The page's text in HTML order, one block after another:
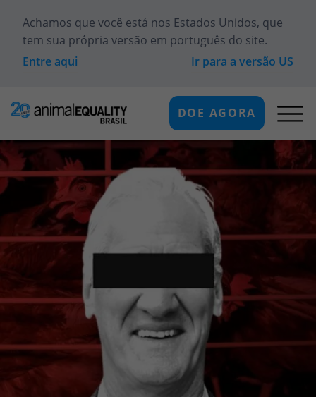
Achamos que você está nos Estados Unidos, que
tem sua própria versão em português do site.
Entre aqui
Ir para a versão US
DOE AGORA